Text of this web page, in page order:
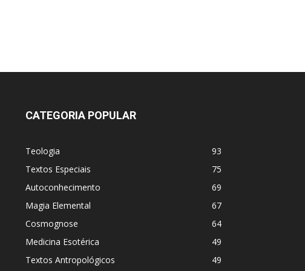
CATEGORIA POPULAR
Teologia
93
Textos Especiais
75
Autoconhecimento
69
Magia Elemental
67
Cosmognose
64
Medicina Esotérica
49
Textos Antropológicos
49